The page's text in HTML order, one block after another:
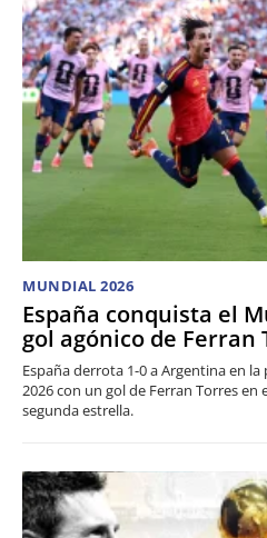
MUNDIAL 2026
España conquista el
gol agónico de Ferran
España derrota 1-0 a Argentina en
2026 con un gol de Ferran Torres en
segunda estrella.